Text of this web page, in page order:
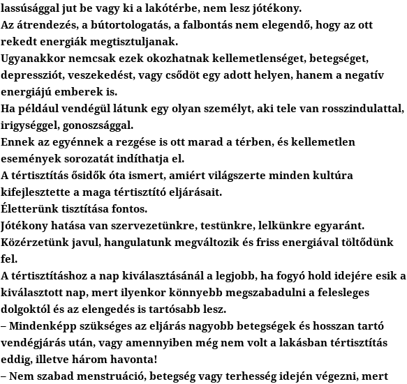
lassúsággal jut be vagy ki a lakótérbe, nem lesz jótékony.
Az átrendezés, a bútortologatás, a falbontás nem elegendő, hogy az ott
rekedt energiák megtisztuljanak.
Ugyanakkor nemcsak ezek okozhatnak kellemetlenséget, betegséget,
depressziót, veszekedést, vagy csődöt egy adott helyen, hanem a negatív
energiájú emberek is.
Ha például vendégül látunk egy olyan személyt, aki tele van rosszindulattal,
irigységgel, gonoszsággal.
Ennek az egyénnek a rezgése is ott marad a térben, és kellemetlen
események sorozatát indíthatja el.
A tértisztítás ősidők óta ismert, amiért világszerte minden kultúra
kifejlesztette a maga tértisztító eljárásait.
Életterünk tisztítása fontos.
Jótékony hatása van szervezetünkre, testünkre, lelkünkre egyaránt.
Közérzetünk javul, hangulatunk megváltozik és friss energiával töltődünk
fel.
A tértisztításhoz a nap kiválasztásánál a legjobb, ha fogyó hold idejére esik a
kiválasztott nap, mert ilyenkor könnyebb megszabadulni a felesleges
dolgoktól és az elengedés is tartósabb lesz.
– Mindenképp szükséges az eljárás nagyobb betegségek és hosszan tartó
vendégjárás után, vagy amennyiben még nem volt a lakásban tértisztítás
eddig, illetve három havonta!
– Nem szabad menstruáció, betegség vagy terhesség idején végezni, mert